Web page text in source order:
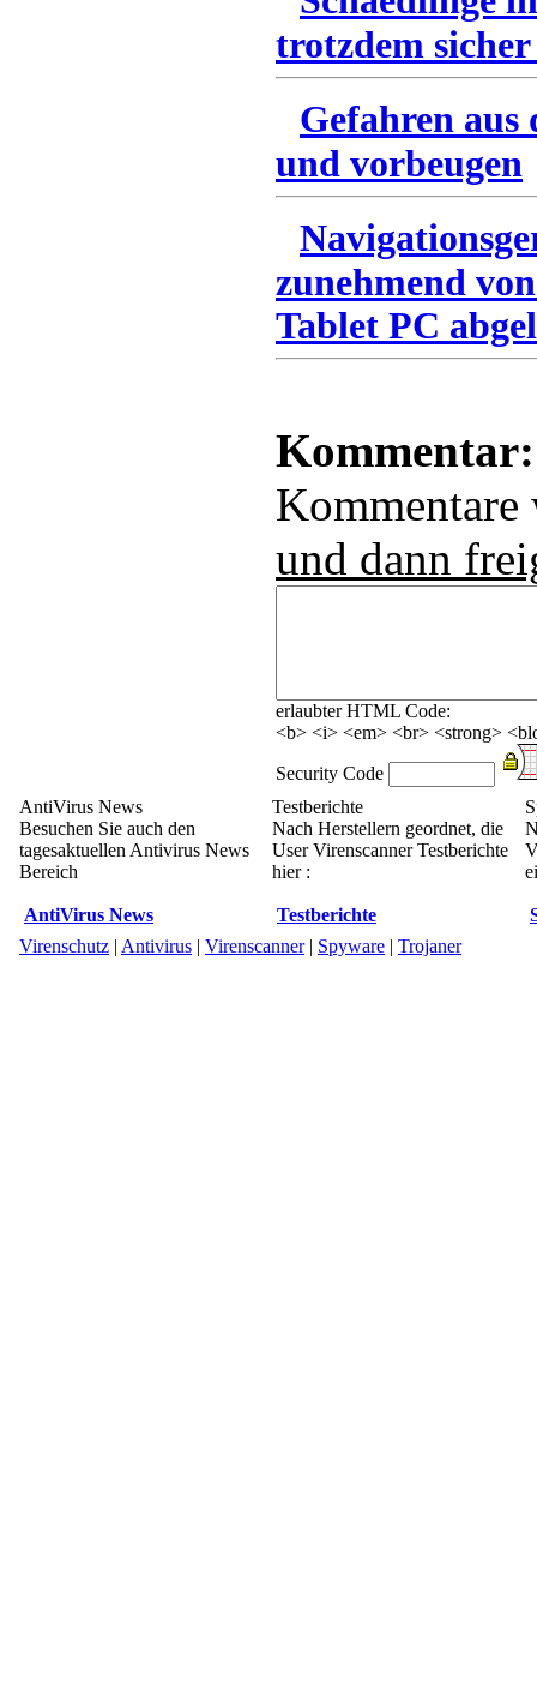
trotzdem
Gefahren
und vorbeugen
zunehmend
Tablet PC
Kommentar:
und dann
erlaubter HTML Code:
<b> <i> <em> <br> <strong>
Security Code
AntiVirus News
Besuchen Sie auch den
tagesaktuellen Antivirus News
Bereich
AntiVirus News
Testberichte
Nach Herstellern geordnet, die
User Virenscanner Testberichte
hier :
Testberichte
Virenschutz | Antivirus | Virenscanner| Spyware | Trojaner